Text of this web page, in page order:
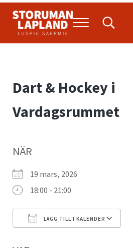
Storuman Lapland
Menu Search...
Dart & Hockey i
Vardagsrummet
NÄR
19 mars, 2026
18:00 - 21:00
LÄGG TILL I KALENDER